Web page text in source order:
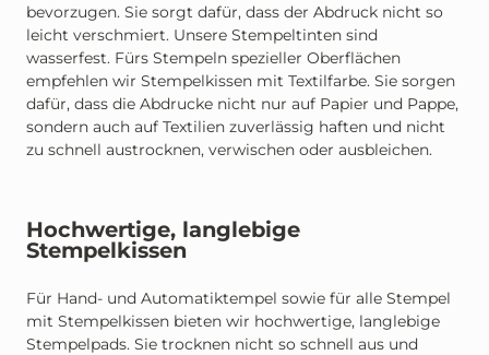
bevorzugen. Sie sorgt dafür, dass der Abdruck nicht so
leicht verschmiert. Unsere Stempeltinten sind
wasserfest. Fürs Stempeln spezieller Oberflächen
empfehlen wir Stempelkissen mit Textilfarbe. Sie sorgen
dafür, dass die Abdrucke nicht nur auf Papier und Pappe,
sondern auch auf Textilien zuverlässig haften und nicht
zu schnell austrocknen, verwischen oder ausbleichen.
Hochwertige, langlebige
Stempelkissen
Für Hand- und Automatiktempel sowie für alle Stempel
mit Stempelkissen bieten wir hochwertige, langlebige
Stempelpads. Sie trocknen nicht so schnell aus und